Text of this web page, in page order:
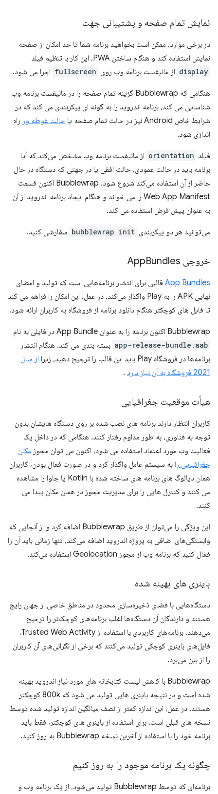
نمایش تمام صفحه و پشتیبانی جهت
در برخی موارد، ممکن است بخواهید برنامه شما تا حد امکان از صفحه
نمایش استفاده کند و هنگام ساختن PWA، این کار با تنظیم فیلد
display از مانیفست برنامه وب روی fullscreen اجرا می شود.
هنگامی که Bubblewrap گزینه تمام صفحه را در مانیفست برنامه وب
شناسایی می کند، برنامه اندروید را به گونه ای پیکربندی می کند که در
شرایط خاص Android نیز در حالت تمام صفحه یا
حالت غوطه ور راه
اندازی شود.
فیلد orientation از مانیفست برنامه وب مشخص می‌کند که آیا
برنامه باید در حالت عمودی، حالت افقی یا در جهتی که دستگاه در حال
حاضر از آن استفاده می‌کند شروع شود. Bubblewrap اکنون قسمت
Web App Manifest را می خواند و هنگام ایجاد برنامه اندروید از آن
به عنوان پیش فرض استفاده می کند.
می‌توانید هر دو پیکربندی bubblewrap init سفارشی کنید.
خروجی App Bundles
App Bundles قالبی برای انتشار برنامه‌هایی است که تولید و امضای
نهایی APK را به Play واگذار می‌کند. در عمل، این امکان را فراهم می کند
تا فایل های کوچکتر هنگام دانلود برنامه از فروشگاه به کاربران ارائه شود.
Bubblewrap اکنون برنامه را به عنوان App Bundle در فایلی به نام
app-release-bundle.aab بسته بندی می کند. هنگام انتشار
برنامه‌ها در فروشگاه Play باید این قالب را ترجیح دهید، زیرا
از سال
2021 فروشگاه به آن نیاز دارد
.
هیأت موقعیت جغرافیایی
کاربران انتظار دارند برنامه های نصب شده بر روی دستگاه هایشان بدون
توجه به فناوری، به طور مداوم رفتار کنند. هنگامی که در داخل یک
فعالیت وب مورد اعتماد استفاده می شود، اکنون می توان مجوز مکان
جغرافیایی را به سیستم عامل واگذار کرد و در صورت فعال بودن، کاربران
همان دیالوگ های برنامه های ساخته شده با Kotlin یا جاوا را مشاهده
می کنند و کنترل هایی را برای مدیریت مجوز در همان مکان پیدا می
کنند.
این ویژگی را می‌توان از طریق Bubblewrap اضافه کرد و از آنجایی که
وابستگی‌های اضافی به پروژه اندروید اضافه می‌کند، تنها زمانی باید آن را
فعال کنید که برنامه وب از مجوز Geolocation استفاده می‌کند.
باینری های بهینه شده
دستگاه‌هایی با فضای ذخیره‌سازی محدود در مناطق خاصی از جهان رایج
هستند و دارندگان آن دستگاه‌ها اغلب برنامه‌های کوچک‌تر را ترجیح
می‌دهند. برنامه‌های کاربردی با استفاده از Trusted Web Activity،
فایل‌های باینری کوچکی تولید می‌کنند که برخی از نگرانی‌های آن کاربران
را از بین می‌برد.
Bubblewrap با کاهش لیست کتابخانه های مورد نیاز اندروید بهینه
شده است و در نتیجه باینری هایی تولید می شود که 800k کوچکتر
هستند. در عمل، این اندازه کمتر از نصف میانگین اندازه تولید شده توسط
نسخه های قبلی است. برای استفاده از باینری های کوچکتر، فقط باید
برنامه خود را با استفاده از آخرین نسخه Bubblewrap به روز کنید.
چگونه یک برنامه موجود را به روز کنیم
برنامه‌ای که توسط Bubblewrap تولید می‌شود، از یک برنامه وب و